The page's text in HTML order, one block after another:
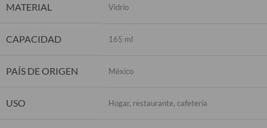
MATERIAL Vidrio
CAPACIDAD 165 ml
PAÍS DE ORIGEN México
USO Hogar, restaurante, cafetería